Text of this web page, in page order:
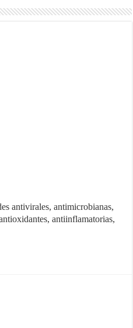
antivirales, antimicrobianas,
antiinflamatorias,